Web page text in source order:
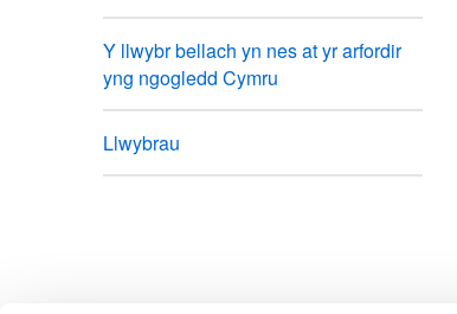
Y llwybr bellach yn nes at yr arfordir
yng ngogledd Cymru
Llwybrau